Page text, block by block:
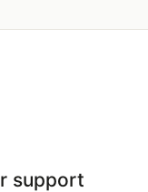
support